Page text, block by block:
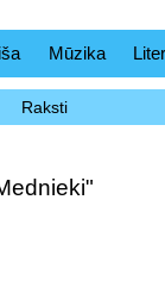
Mūzika
Raksti